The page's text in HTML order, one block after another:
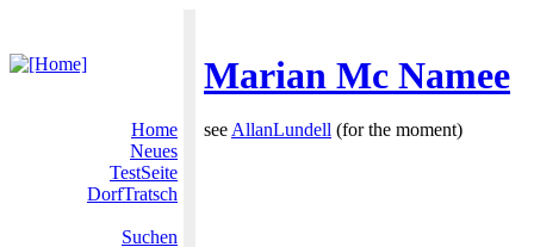
Marian Mc Namee
Home
Neues
TestSeite
DorfTratsch
Suchen
see AllanLundell (for the moment)